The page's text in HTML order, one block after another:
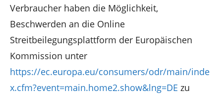
Verbraucher haben die Möglichkeit,
Beschwerden an die Online
Streitbeilegungsplattform der Europäischen
Kommission unter
https://ec.europa.eu/consumers/odr/main/inde
x.cfm?event=main.home2.show&lng=DE zu